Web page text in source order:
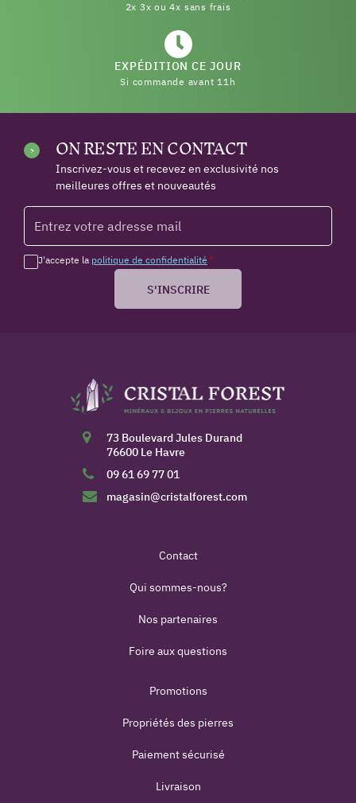
2x 3x ou 4x sans frais
EXPÉDITION CE JOUR
Si commande avant 11h
ON RESTE EN CONTACT
Inscrivez-vous et recevez en exclusivité nos
meilleures offres et nouveautés
J'accepte la politique de confidentialité *
S'INSCRIRE
73 Boulevard Jules Durand
76600 Le Havre
09 61 69 77 01
magasin@cristalforest.com
Contact
Qui sommes-nous?
Nos partenaires
Foire aux questions
Promotions
Propriétés des pierres
Paiement sécurisé
Livraison